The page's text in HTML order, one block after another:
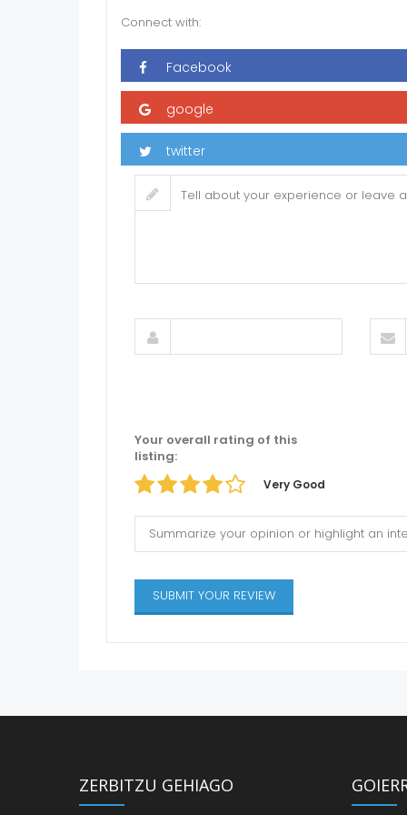
Connect with:
Your overall rating of this
listing:
Very Good
ZERBITZU GEHIAGO